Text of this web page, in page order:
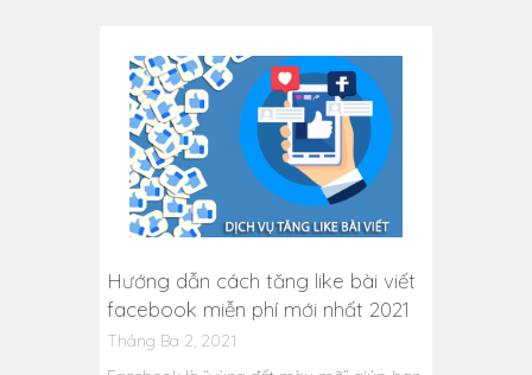
Hướng dẫn cách tăng like bài viết
facebook miễn phí mới nhất 2021
Tháng Ba 2, 2021